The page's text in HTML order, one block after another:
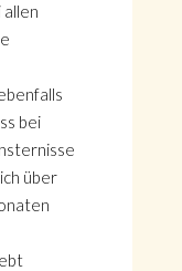
allen
bei
über